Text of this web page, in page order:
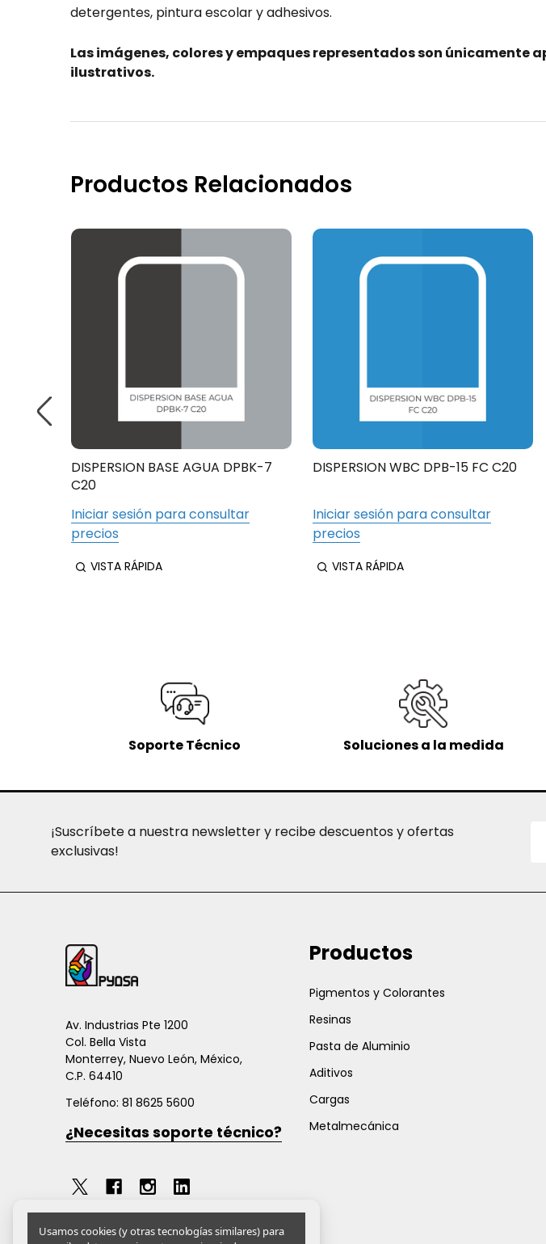
detergentes, pintura escolar y adhesivos.
Las imágenes, colores y empaques representados son únicamente
ilustrativos.
Productos Relacionados
DISPERSION BASE AGUA DPBK-7
C20
Iniciar sesión para consultar
precios
VISTA RÁPIDA
DISPERSION WBC DPB-15 FC C20
Iniciar sesión para consultar
precios
VISTA RÁPIDA
Soporte Técnico Soluciones a la medida
¡Suscríbete a nuestra newsletter y recibe descuentos y ofertas
exclusivas!
páginaAv. Industrias Pte 1200
Col. Bella Vista
Monterrey, Nuevo León, México,
C.P. 64410
Teléfono: 81 8625 5600
¿Necesitas soporte técnico?
Productos
Pigmentos y Colorantes
Resinas
Pasta de Aluminio
Aditivos
Cargas
Metalmecánica
Usamos cookies (y otras tecnologías similares) para